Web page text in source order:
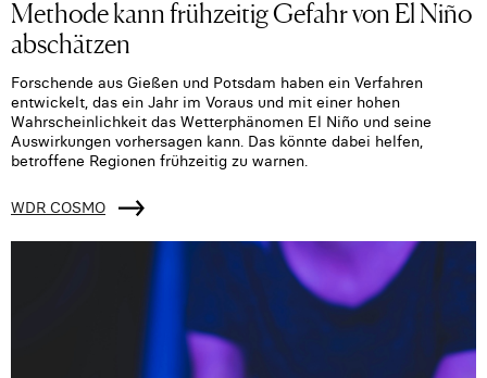
Methode kann frühzeitig Gefahr von El Niño
abschätzen
Forschende aus Gießen und Potsdam haben ein Verfahren
entwickelt, das ein Jahr im Voraus und mit einer hohen
Wahrscheinlichkeit das Wetterphänomen El Niño und seine
Auswirkungen vorhersagen kann. Das könnte dabei helfen,
betroffene Regionen frühzeitig zu warnen.
WDR COSMO